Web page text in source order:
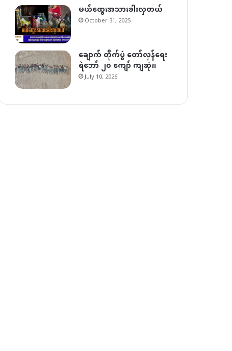
မယ်ထွေးအသားခါးလှတယ်
October 31, 2025
ချောက် တိုက်ပွဲ တော်လှန်ရေး
ရဲဘော် ၂၀ ကျော် ကျဆုံး၊
July 10, 2026